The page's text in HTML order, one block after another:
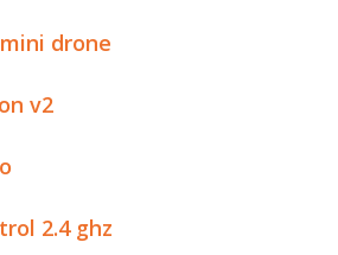
drone
v2
2.4 ghz